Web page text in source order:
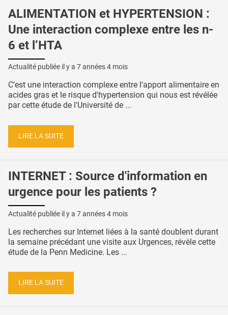
ALIMENTATION et HYPERTENSION :
Une interaction complexe entre les n-
6 et l’HTA
Actualité publiée il y a 7 années 4 mois
C’est une interaction complexe entre l'apport alimentaire en
acides gras et le risque d'hypertension qui nous est révélée
par cette étude de l'Université de ...
LIRE LA SUITE
INTERNET : Source d'information en
urgence pour les patients ?
Actualité publiée il y a 7 années 4 mois
Les recherches sur Internet liées à la santé doublent durant
la semaine précédant une visite aux Urgences, révèle cette
étude de la Penn Medicine. Les ...
LIRE LA SUITE